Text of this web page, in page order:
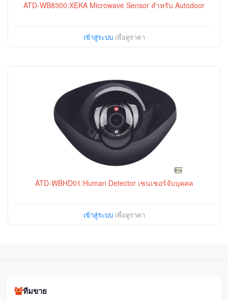
ATD-WB8300:XEKA Microwave Sensor สำหรับ Autodoor
เข้าสู่ระบบเพื่อดูราคา
ATD-WBHD01:Human Detector เซนเซอร์จับบุคคล
เข้าสู่ระบบเพื่อดูราคา
ทีมขาย